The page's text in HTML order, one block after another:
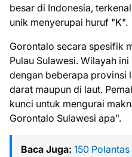
besar di Indonesia,
unik menyerupai huruf "K".
Gorontalo secara spesifik
Pulau Sulawesi. Wilayah
dengan beberapa provinsi
darat maupun di laut.
kunci untuk mengurai
Gorontalo Sulawesi apa".
Baca Juga: 150